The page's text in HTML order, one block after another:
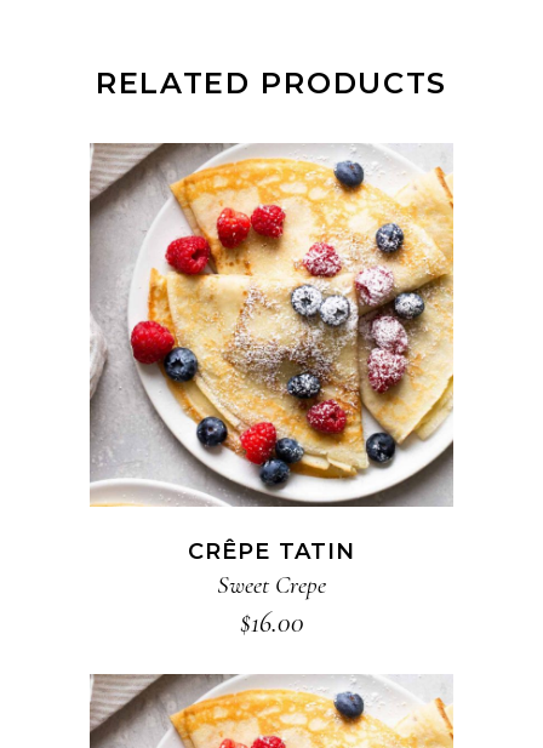
RELATED PRODUCTS
ADD TO CART
CRÊPE TATIN
Sweet Crepe
$16.00